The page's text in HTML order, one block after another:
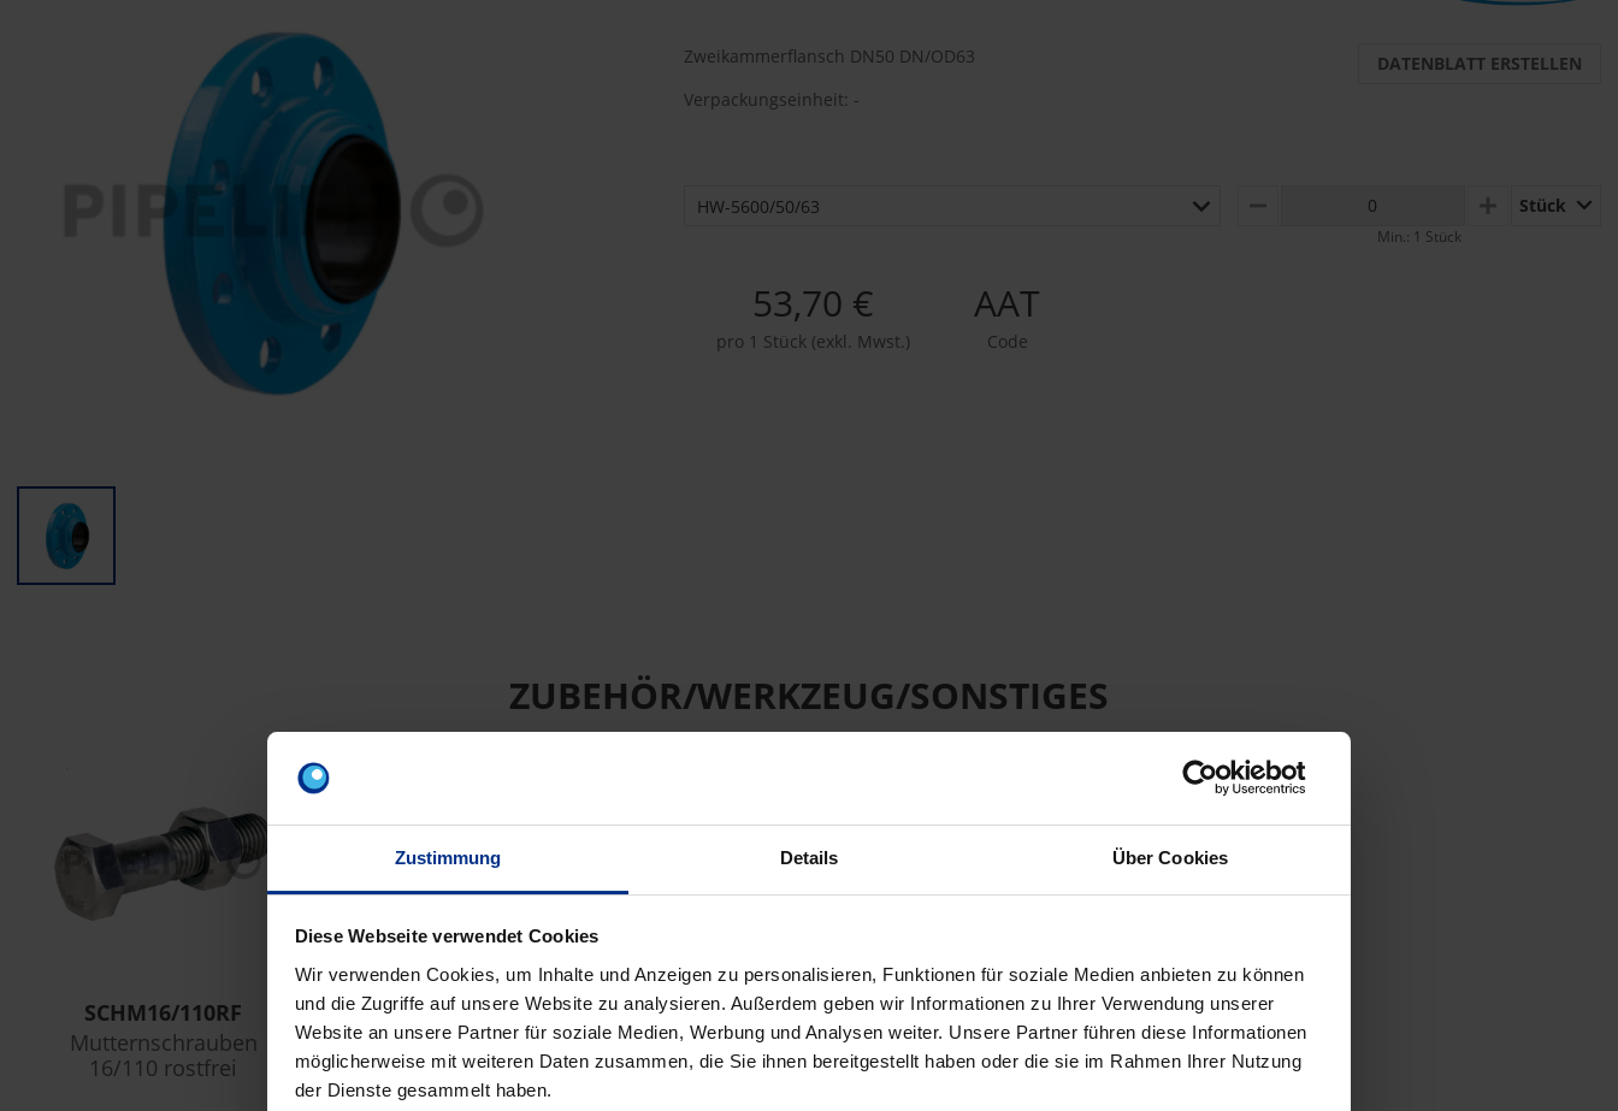
Zustimmung Details Über Cookies
Diese Webseite verwendet Cookies
Wir verwenden Cookies, um Inhalte und Anzeigen zu personalisieren, Funktionen für soziale Medien anbieten zu können
und die Zugriffe auf unsere Website zu analysieren. Außerdem geben wir Informationen zu Ihrer Verwendung unserer
Website an unsere Partner für soziale Medien, Werbung und Analysen weiter. Unsere Partner führen diese Informationen
möglicherweise mit weiteren Daten zusammen, die Sie ihnen bereitgestellt haben oder die sie im Rahmen Ihrer Nutzung
der Dienste gesammelt haben.
Zweikammerflansch DN50 DN/OD63
Verpackungseinheit: -
DATENBLATT ERSTELLEN
HW-5600/50/63 MINUS PLUSStück
Min.: 1 Stück
53,70 €
pro 1 Stück (exkl. Mwst.)
AAT
Code
ZUBEHÖR/WERKZEUG/SONSTIGES
SCHM16/110RF
Mutternschrauben
16/110 rostfrei
BSCH16RF
Beilagscheibe 16
rostfrei
FGI100-16
Flanschdichtung DN
100 PN16